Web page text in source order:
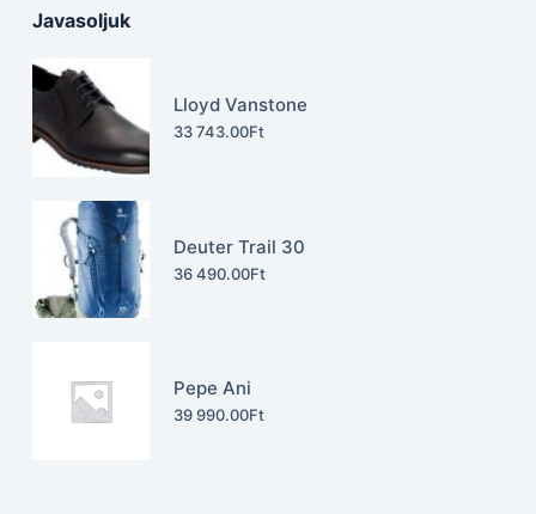
Javasoljuk
Lloyd Vanstone
33 743.00Ft
Deuter Trail 30
36 490.00Ft
Pepe Ani
39 990.00Ft